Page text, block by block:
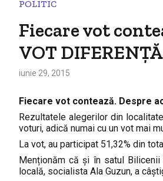
POLITIC
Fiecare vot
VOT DIFERENȚĂ
iunie 29, 2015
Fiecare vot contează. Despre
Rezultatele alegerilor din
voturi, adică numai cu un vot mai
La vot, au participat 51,32% din
Menționăm că și în satul
locală, socialista Ala Guzun, a